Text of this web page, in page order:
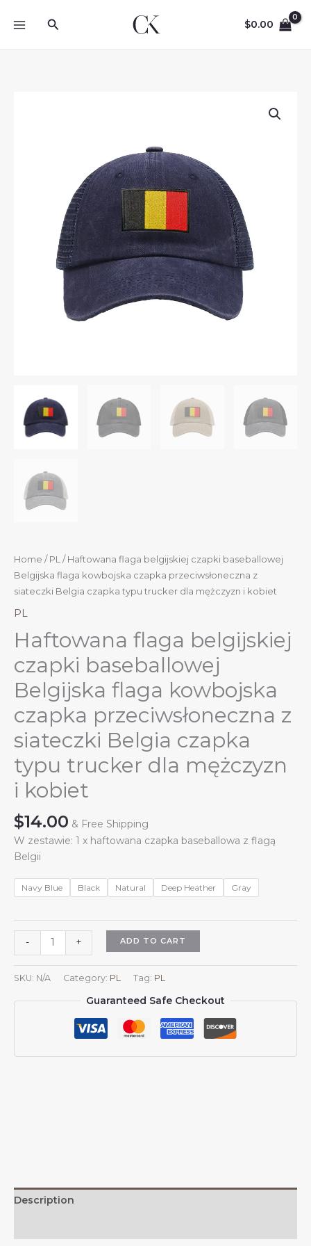
Search $0.00
Home / PL / Haftowana flaga belgijskiej czapki baseballowej
Belgijska flaga kowbojska czapka przeciwsłoneczna z
siateczki Belgia czapka typu trucker dla mężczyzn i kobiet
PL
Haftowana flaga belgijskiej
czapki baseballowej
Belgijska flaga kowbojska
czapka przeciwsłoneczna z
siateczki Belgia czapka
typu trucker dla mężczyzn
i kobiet
$14.00 & Free Shipping
W zestawie: 1 x haftowana czapka baseballowa z flagą
Belgii
Navy Blue Black Natural Deep Heather Gray
-
Haftowana
flaga
belgijskiej
czapki
baseballowej
dla
mężczyzn
kobiet
+ ADD TO CART
SKU: N/A Category: PL Tag: PL
Guaranteed Safe Checkout
Description